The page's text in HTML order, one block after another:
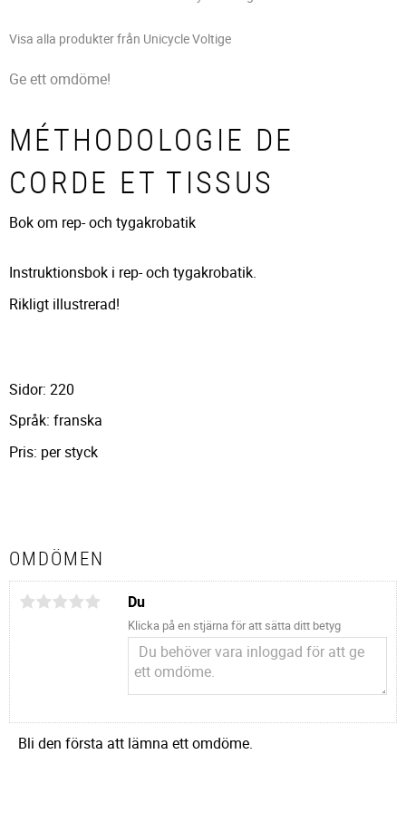
Visa alla produkter från Unicycle Voltige
Ge ett omdöme!
MÉTHODOLOGIE DE
CORDE ET TISSUS
Bok om rep- och tygakrobatik
Instruktionsbok i rep- och tygakrobatik.
Rikligt illustrerad!
Sidor: 220
Språk: franska
Pris: per styck
OMDÖMEN
Du
Klicka på en stjärna för att sätta ditt betyg
Bli den första att lämna ett omdöme.